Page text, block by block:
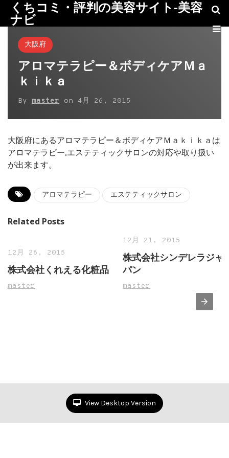
くちコミ・評判の美容サイト-美容
ナビ
大阪府
アロマテラピー＆ボディケアＭａ
ｋｉｋａ
By master on 4月 26, 2015
大阪府にあるアロマテラピー＆ボディケアＭａｋｉｋａは
アロマテラピー,エステティックサロンの対応や取り扱い
が出来ます。
アロマテラピー エステティックサロン
Related Posts
12月 26, 2015
株式会社くれえる化粧品
master
12月 21, 2015
株式会社シンデレラジャ
パン
master
View Desktop Version